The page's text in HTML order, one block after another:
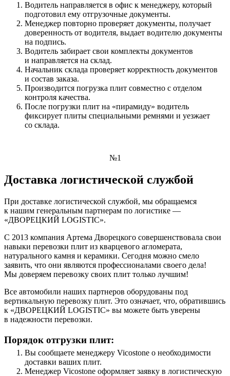
Водитель направляется в офис к менеджеру, который
подготовил ему отгрузочные документы.
Менеджер повторно проверяет документы, получает
доверенность от водителя, выдает водителю документы
на подпись.
Водитель забирает свои комплекты документов
и направляется на склад.
Начальник склада проверяет корректность документов
и состав заказа.
Производится погрузка плит совместно с отделом
контроля качества.
После погрузки плит на «пирамиду» водитель
фиксирует плиты специальными ремнями и уезжает
со склада.
№1
Доставка логистической службой
При доставке логистической службой, мы обращаемся
к нашим генеральным партнерам по логистике —
«ДВОРЕЦКИЙ LOGISTIC».
С 2013 компания Артема Дворецкого совершенствовала свои
навыки перевозки плит из кварцевого агломерата,
натурального камня и керамики. Сегодня можно смело
заявить, что они являются профессионалами своего дела!
Мы доверяем перевозку своих плит только лучшим!
Все автомобили наших партнеров оборудованы под
вертикальную перевозку плит. Это означает, что, обратившись
к «ДВОРЕЦКИЙ LOGISTIC» вы можете быть уверены
в надежности перевозки.
Порядок отгрузки плит:
Вы сообщаете менеджеру Vicostone о необходимости
доставки ваших плит.
Менеджер Vicostone оформляет заявку в логистическую